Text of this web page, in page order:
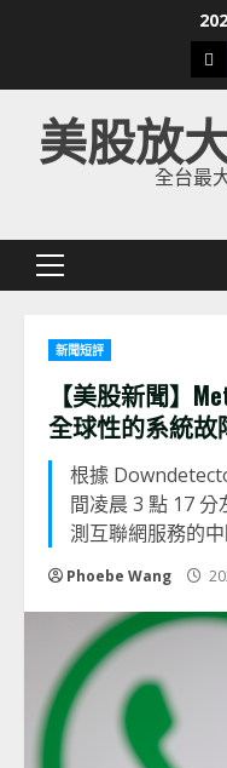
下
載
美
股
美股放
全台最
Primary
新聞短評
【美股新聞】
全球性的系統故
根據
間凌晨 3 點 17
測互聯網服務的中
Phoebe Wang